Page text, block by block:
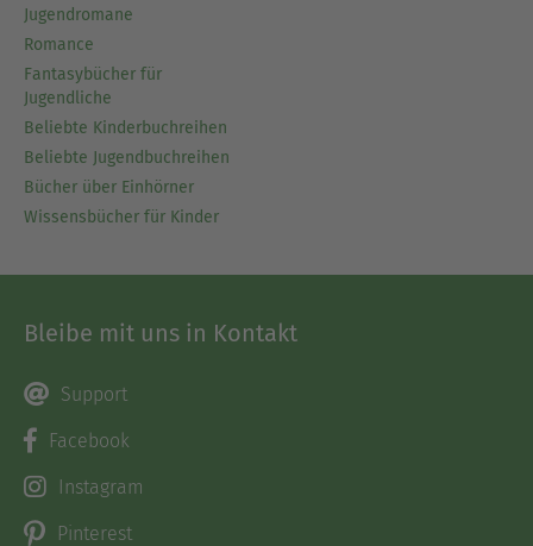
Jugendromane
Romance
Fantasybücher für
Jugendliche
Beliebte Kinderbuchreihen
Beliebte Jugendbuchreihen
Bücher über Einhörner
Wissensbücher für Kinder
Bleibe mit uns in Kontakt
Support
Facebook
Instagram
Pinterest